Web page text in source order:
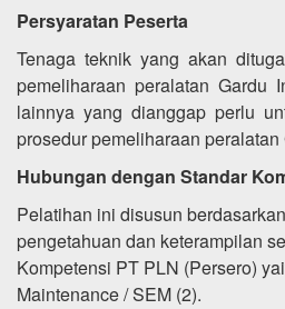
Persyaratan Peserta
Tenaga teknik yang akan
pemeliharaan peralatan Gardu
lainnya yang dianggap perlu
prosedur pemeliharaan peralatan
Hubungan dengan Standar
Pelatihan ini disusun
pengetahuan dan keterampilan
Kompetensi PT PLN (Persero)
Maintenance / SEM (2).